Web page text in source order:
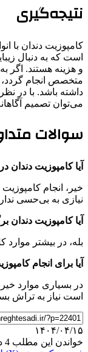
نتیجه‌گیری
کامپوزیت دندان با
است که به دنبال
و هزینه هستند. اگر
متخصص انجام گردد،
داشته باشد. با در
می‌توان تصمیم
سوالات
آیا کامپوزیت دندان
خیر، انجام
نیازی به بی‌حسی
آیا کامپوزیت
بله، در بیشتر
آیا برای انجام
در بسیاری موارد
است نیاز به تراش
۱۴۰۴/۰۴/۱۵
خواندن این مطلب 4 دقیقه زمان میبرد